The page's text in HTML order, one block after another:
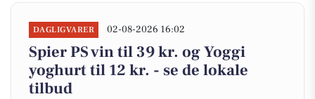
DAGLIGVARER 02-08-2026 16:02
Spier PS vin til 39 kr. og Yoggi
yoghurt til 12 kr. - se de lokale
tilbud